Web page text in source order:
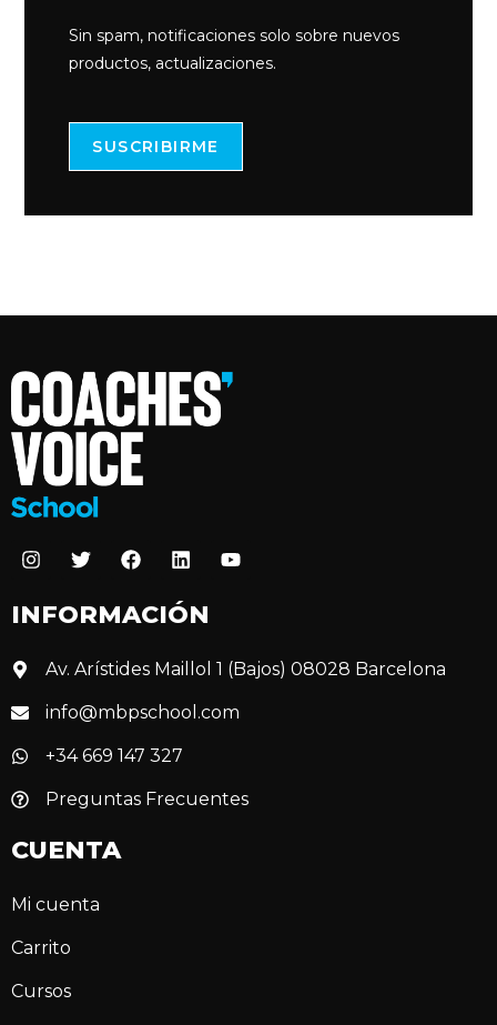
Sin spam, notificaciones solo sobre nuevos
productos, actualizaciones.
SUSCRIBIRME
INFORMACIÓN
Av. Arístides Maillol 1 (Bajos) 08028 Barcelona
info@mbpschool.com
+34 669 147 327
Preguntas Frecuentes
CUENTA
Mi cuenta
Carrito
Cursos